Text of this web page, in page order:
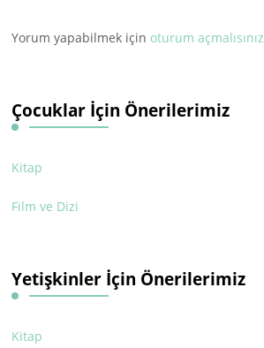
Yorum yapabilmek için oturum açmalısınız
Çocuklar İçin Önerilerimiz
Kitap
Film ve Dizi
Yetişkinler İçin Önerilerimiz
Kitap